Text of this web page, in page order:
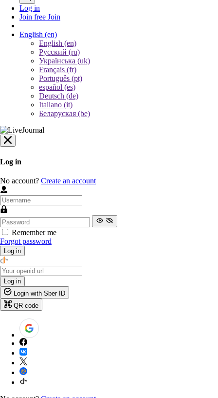
Log in
Join free Join
English (en)
English (en)
Русский (ru)
Українська (uk)
Français (fr)
Português (pt)
español (es)
Deutsch (de)
Italiano (it)
Беларуская (be)
Log in
No account? Create an account
Remember me
Forgot password
Log in
Log in
Login with Sber ID
QR code